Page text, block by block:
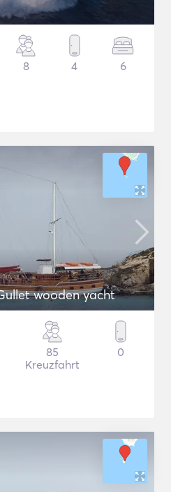
8 4 6
Traditional Turkish Gullet wooden yacht
85
Kreuzfahrt
0